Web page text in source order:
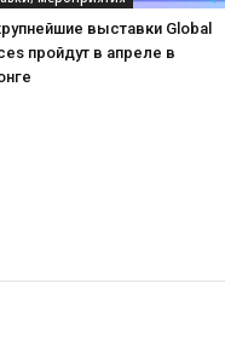
выставки Global
пройдут в апреле в